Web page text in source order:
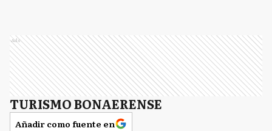
Ads
TURISMO BONAERENSE
Añadir como fuente en